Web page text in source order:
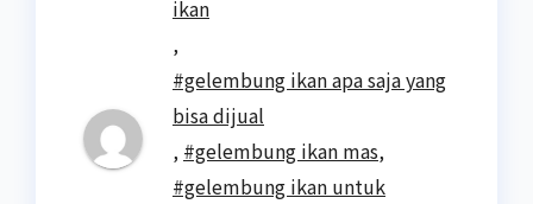
ikan
,
#gelembung ikan apa saja yang
bisa dijual
, #gelembung ikan mas,
#gelembung ikan untuk